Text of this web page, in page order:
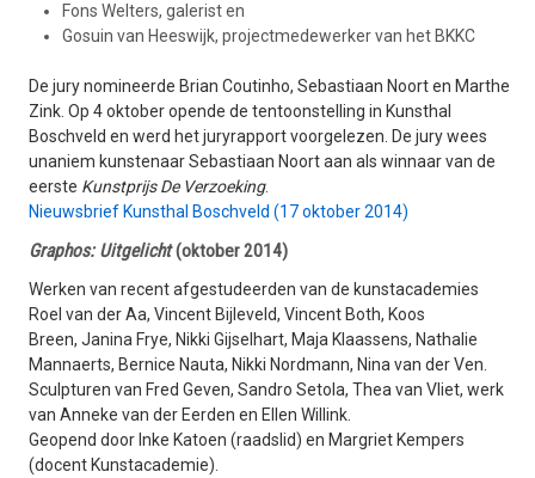
Fons Welters, galerist en
Gosuin van Heeswijk, projectmedewerker van het BKKC
De jury nomineerde Brian Coutinho, Sebastiaan Noort en Marthe
Zink. Op 4 oktober opende de tentoonstelling in Kunsthal
Boschveld en werd het juryrapport voorgelezen. De jury wees
unaniem kunstenaar Sebastiaan Noort aan als winnaar van de
eerste Kunstprijs De Verzoeking.
Nieuwsbrief Kunsthal Boschveld (17 oktober 2014)
Graphos: Uitgelicht(oktober 2014)
Werken van recent afgestudeerden van de kunstacademies
Roel van der Aa, Vincent Bijleveld, Vincent Both, Koos
Breen, Janina Frye, Nikki Gijselhart, Maja Klaassens, Nathalie
Mannaerts, Bernice Nauta, Nikki Nordmann, Nina van der Ven.
Sculpturen van Fred Geven, Sandro Setola, Thea van Vliet, werk
van Anneke van der Eerden en Ellen Willink.
Geopend door Inke Katoen (raadslid) en Margriet Kempers
(docent Kunstacademie).